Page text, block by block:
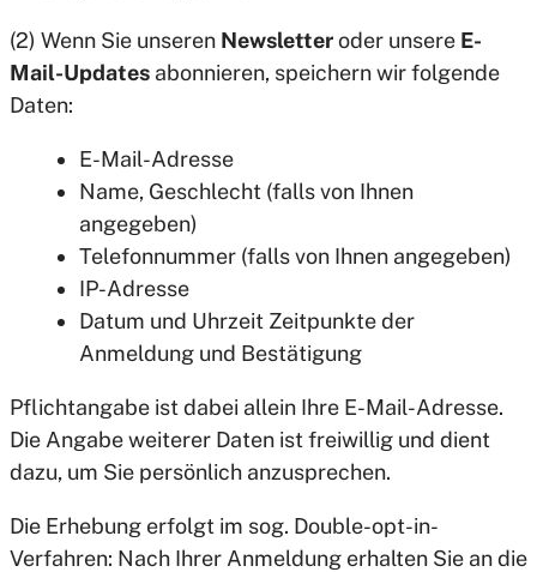
(2) Wenn Sie unseren Newsletteroder unsere E-
Mail-Updates abonnieren, speichern wir folgende
Daten:
E-Mail-Adresse
Name, Geschlecht (falls von Ihnen
angegeben)
Telefonnummer (falls von Ihnen angegeben)
IP-Adresse
Datum und Uhrzeit Zeitpunkte der
Anmeldung und Bestätigung
Pflichtangabe ist dabei allein Ihre E-Mail-Adresse.
Die Angabe weiterer Daten ist freiwillig und dient
dazu, um Sie persönlich anzusprechen.
Die Erhebung erfolgt im sog. Double-opt-in-
Verfahren: Nach Ihrer Anmeldung erhalten Sie an die